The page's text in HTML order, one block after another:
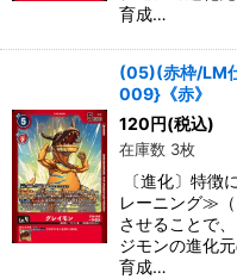
育成…
(05)(赤枠/LM
009}《赤》
120 円(税込)
在庫数 3枚
〔進化〕特徴
レーニング≫（
させることで
ジモンの進化
育成…